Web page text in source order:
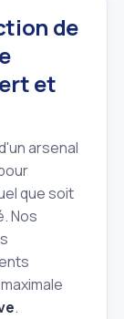
de
et
arsenal
que soit
Nos
.